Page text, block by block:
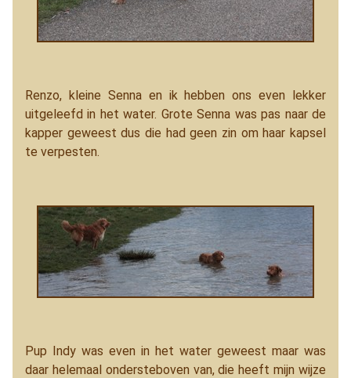
Renzo, kleine Senna en ik hebben ons even lekker
uitgeleefd in het water. Grote Senna was pas naar de
kapper geweest dus die had geen zin om haar kapsel
te verpesten.
Pup Indy was even in het water geweest maar was
daar helemaal ondersteboven van, die heeft mijn wijze